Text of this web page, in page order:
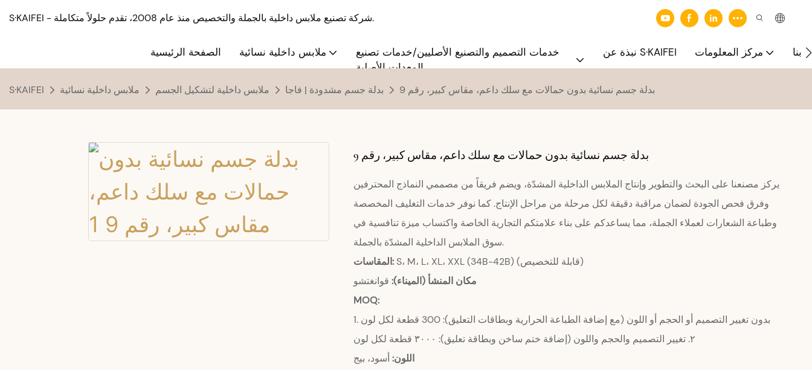
S·KAIFEI - شركة تصنيع ملابس داخلية بالجملة والتخصيص منذ عام 2008، تقدم حلولاً متكاملة.
الصفحة الرئيسية ملابس داخلية نسائية
خدمات التصميم والتصنيع الأصليين/خدمات تصنيع
المعدات الأصلية
نبذة عن S·KAIFEI مركز المعلومات بنا
S·KAIFEI ملابس داخلية نسائية ملابس داخلية لتشكيل الجسم بدلة جسم مشدودة | فاجا بدلة جسم نسائية بدون حمالات مع سلك داعم، مقاس كبير، رقم 9
بدلة جسم نسائية بدون حمالات مع سلك داعم، مقاس كبير، رقم 9
يركز مصنعنا على البحث والتطوير وإنتاج الملابس الداخلية المشدّة، ويضم فريقاً من مصممي النماذج المحترفين
وفرق فحص الجودة لضمان مراقبة دقيقة لكل مرحلة من مراحل الإنتاج. كما نوفر خدمات التغليف المخصصة
وطباعة الشعارات لعملاء الجملة، مما يساعدكم على بناء علامتكم التجارية الخاصة واكتساب ميزة تنافسية في
سوق الملابس الداخلية المشدّة بالجملة.
المقاسات:
S، M، L، XL، XXL (34B-42B) (قابلة للتخصيص)
مكان المنشأ (الميناء): قوانغتشو
MOQ:
1. بدون تغيير التصميم أو الحجم أو اللون (مع إضافة الطباعة الحرارية وبطاقات التعليق): 300 قطعة لكل لون
٢. تغيير التصميم والحجم واللون (إضافة ختم ساخن وبطاقة تعليق): ٣٠٠٠ قطعة لكل لون
اللون:أسود، بيج